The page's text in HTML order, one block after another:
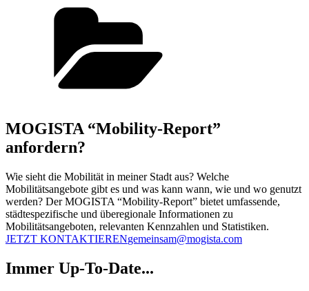
MOGISTA “Mobility-Report”
anfordern?
Wie sieht die Mobilität in meiner Stadt aus? Welche
Mobilitätsangebote gibt es und was kann wann, wie und wo genutzt
werden? Der MOGISTA “Mobility-Report” bietet umfassende,
städtespezifische und überegionale Informationen zu
Mobilitätsangeboten, relevanten Kennzahlen und Statistiken.
JETZT KONTAKTIERENgemeinsam@mogista.com
Immer Up-To-Date...